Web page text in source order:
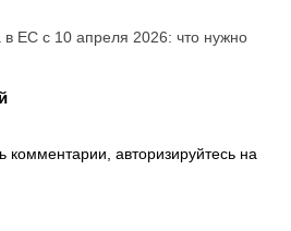
ЕС с 10 апреля 2026: что нужно
комментарии, авторизируйтесь на